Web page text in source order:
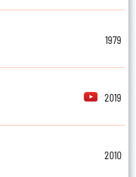
1979
2019
2010